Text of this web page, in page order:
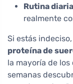
Rutina
realmente
Si estás
proteína de
la mayoría de
semanas